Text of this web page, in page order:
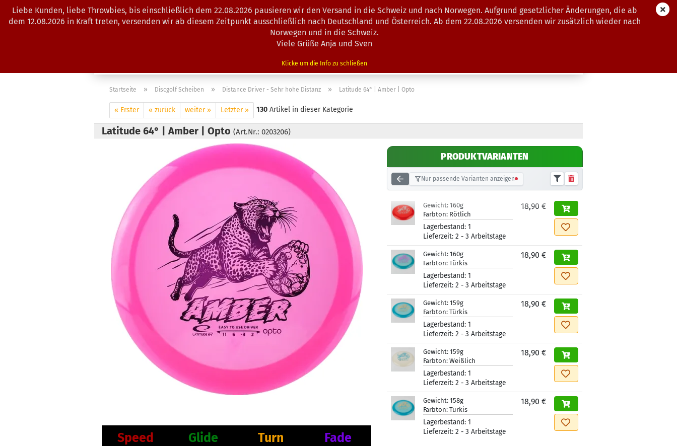
Suche...
Liebe Kunden, liebe Throwbies, bis einschließlich dem 22.08.2026 pausieren wir den Versand in die Schweiz und nach Norwegen. Aufgrund gesetzlicher Änderungen, die ab
dem 12.08.2026 in Kraft treten, versenden wir ab diesem Zeitpunkt ausschließlich nach Deutschland und Österreich. Ab dem 22.08.2026 versenden wir zusätzlich wieder nach
Norwegen und in die Schweiz.
Viele Grüße Anja und Sven
Klicke um die Info zu schließen
AUSRÜSTUNG ZUBEHÖR
Startseite » Discgolf Scheiben » Distance Driver - Sehr hohe Distanz » Latitude 64° | Amber | Opto
« Erster « zurück weiter » Letzter » 130 Artikel in dieser Kategorie
Latitude 64° | Amber | Opto (Art.Nr.: 0203206)
Speed Glide Turn Fade
PRODUKTVARIANTEN
Nur passende Varianten anzeigen
Gewicht: 160g
Farbton: Rötlich
Lagerbestand: 1
Lieferzeit: 2 - 3 Arbeitstage
18,90 €
Gewicht: 160g
Farbton: Türkis
Lagerbestand: 1
Lieferzeit: 2 - 3 Arbeitstage
18,90 €
Gewicht: 159g
Farbton: Türkis
Lagerbestand: 1
Lieferzeit: 2 - 3 Arbeitstage
18,90 €
Gewicht: 159g
Farbton: Weißlich
Lagerbestand: 1
Lieferzeit: 2 - 3 Arbeitstage
18,90 €
Gewicht: 158g
Farbton: Türkis
Lagerbestand: 1
Lieferzeit: 2 - 3 Arbeitstage
18,90 €